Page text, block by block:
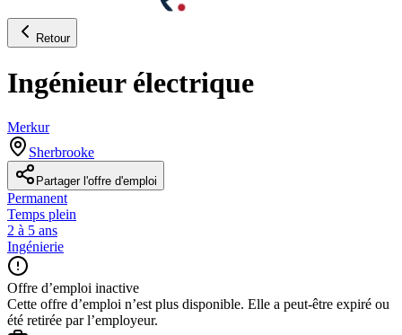
Retour
Ingénieur électrique
Merkur
Sherbrooke
Partager l'offre d'emploi
Permanent
Temps plein
2 à 5 ans
Ingénierie
Offre d’emploi inactive
Cette offre d’emploi n’est plus disponible. Elle a peut-être expiré ou
été retirée par l’employeur.